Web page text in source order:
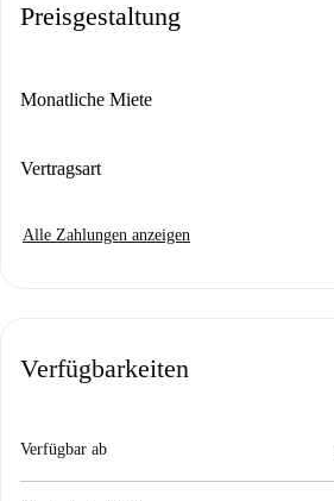
Preisgestaltung
Monatliche Miete
Vertragsart
Alle Zahlungen anzeigen
Verfügbarkeiten
Verfügbar ab